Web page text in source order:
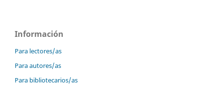
Información
Para lectores/as
Para autores/as
Para bibliotecarios/as